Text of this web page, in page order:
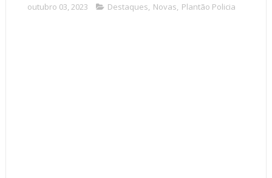
outubro 03, 2023 Destaques, Novas, Plantão Policia